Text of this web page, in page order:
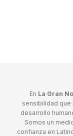
En La Gran
sensibilidad que
desarrollo
Somos un
confianza en